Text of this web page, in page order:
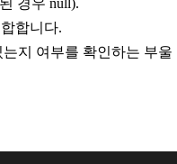
경우 null).
합니다.
지 여부를 확인하는 부울